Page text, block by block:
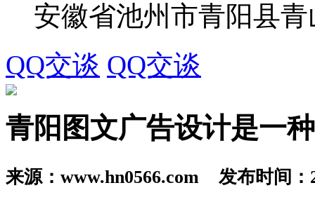
安徽省池州市青阳县
QQ交谈 QQ交谈
青阳图文广告设计是一
来源：www.hn0566.com 发布时间：